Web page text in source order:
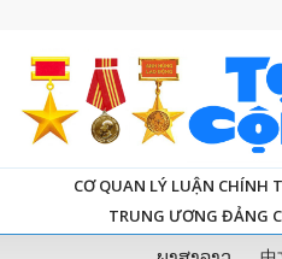
CƠ QUAN LÝ LUẬN CHÍNH
TRUNG ƯƠNG ĐẢNG